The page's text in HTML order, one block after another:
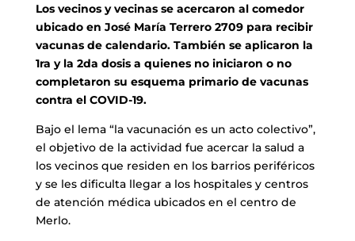
Los vecinos y vecinas se acercaron al comedor
ubicado en José María Terrero 2709 para recibir
vacunas de calendario. También se aplicaron la
1ra y la 2da dosis a quienes no iniciaron o no
completaron su esquema primario de vacunas
contra el COVID-19.
Bajo el lema “la vacunación es un acto colectivo”,
el objetivo de la actividad fue acercar la salud a
los vecinos que residen en los barrios periféricos
y se les dificulta llegar a los hospitales y centros
de atención médica ubicados en el centro de
Merlo.